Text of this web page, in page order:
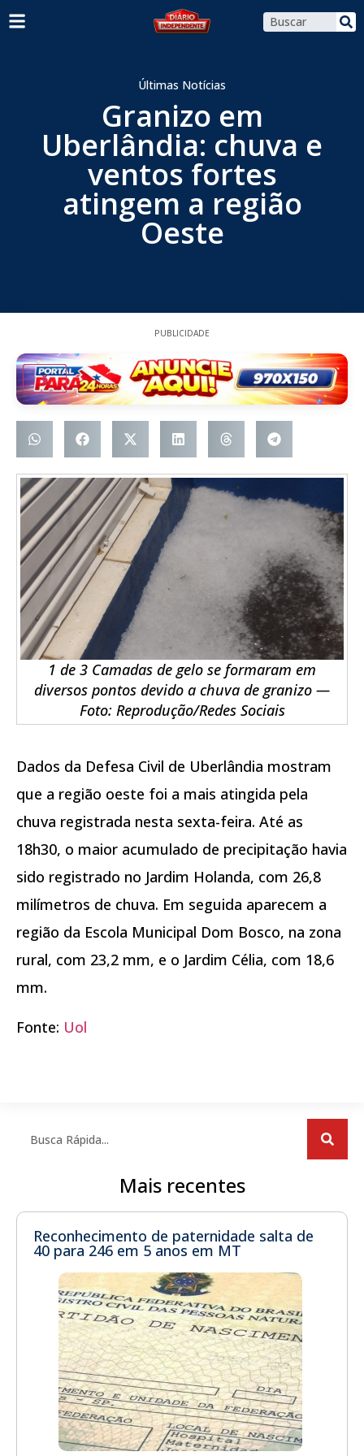
Últimas Notícias
Granizo em
Uberlândia: chuva e
ventos fortes
atingem a região
Oeste
PUBLICIDADE
1 de 3 Camadas de gelo se formaram em
diversos pontos devido a chuva de granizo —
Foto: Reprodução/Redes Sociais
Dados da Defesa Civil de Uberlândia mostram
que a região oeste foi a mais atingida pela
chuva registrada nesta sexta-feira. Até as
18h30, o maior acumulado de precipitação havia
sido registrado no Jardim Holanda, com 26,8
milímetros de chuva. Em seguida aparecem a
região da Escola Municipal Dom Bosco, na zona
rural, com 23,2 mm, e o Jardim Célia, com 18,6
mm.
Fonte: Uol
Mais recentes
Reconhecimento de paternidade salta de
40 para 246 em 5 anos em MT